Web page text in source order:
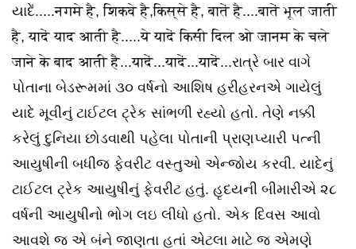
યાદેં.....नगमे है, शिकवे है,किस्से है, बातें है....बातें भूल जाती
है, यादें याद आती है.....ये यादें किसी दिल ओ जानम के चले
जाने के बाद आती है...यादें...यादें...यादें...રાત્રે બાર વાગે
પોતાના બેડરૂમમાં ૩૦ વર્ષનો આશિષ હરીહરનએ ગાયેલું
યાદે મૂવીનું ટાઈટલ ટ્રેક સાંભળી રહ્યો હતો. તેણે નક્કી
કરેલું દુનિયા છોડવાથી પહેલા પોતાની પ્રાણપ્યારી પત્ની
આયુષીની બધીજ ફેવરીટ વસ્તુઓ એન્જોય કરવી. યાદેનું
ટાઈટલ ટ્રેક આયુષીનું ફેવરીટ હતું. હૃદયની બીમારીએ ૨૮
વર્ષની આયુષીનો ભોગ લઇ લીધો હતો. એક દિવસ આવો
આવશે જ એ બંને જાણતા હતાં એટલા માટે જ એમણે